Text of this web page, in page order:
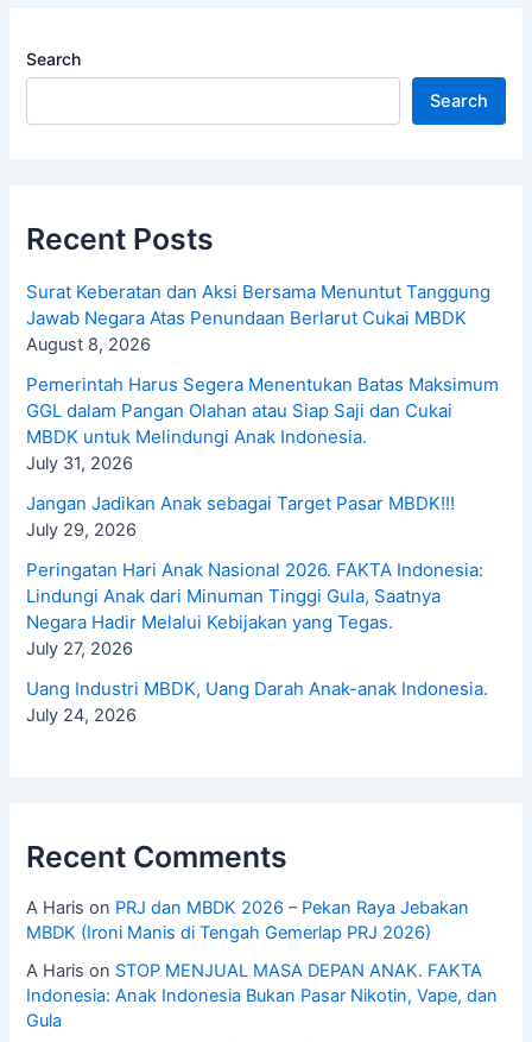
Search
Search
Recent Posts
Surat Keberatan dan Aksi Bersama Menuntut Tanggung
Jawab Negara Atas Penundaan Berlarut Cukai MBDK
August 8, 2026
Pemerintah Harus Segera Menentukan Batas Maksimum
GGL dalam Pangan Olahan atau Siap Saji dan Cukai
MBDK untuk Melindungi Anak Indonesia.
July 31, 2026
Jangan Jadikan Anak sebagai Target Pasar MBDK!!!
July 29, 2026
Peringatan Hari Anak Nasional 2026. FAKTA Indonesia:
Lindungi Anak dari Minuman Tinggi Gula, Saatnya
Negara Hadir Melalui Kebijakan yang Tegas.
July 27, 2026
Uang Industri MBDK, Uang Darah Anak-anak Indonesia.
July 24, 2026
Recent Comments
A Haris on PRJ dan MBDK 2026 – Pekan Raya Jebakan
MBDK (Ironi Manis di Tengah Gemerlap PRJ 2026)
A Haris on STOP MENJUAL MASA DEPAN ANAK. FAKTA
Indonesia: Anak Indonesia Bukan Pasar Nikotin, Vape, dan
Gula